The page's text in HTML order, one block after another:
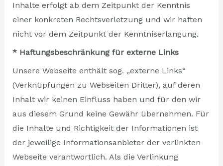
Inhalte erfolgt ab dem Zeitpunkt der Kenntnis
einer konkreten Rechtsverletzung und wir haften
nicht vor dem Zeitpunkt der Kenntniserlangung.
* Haftungsbeschränkung für externe Links
Unsere Webseite enthält sog. „externe Links“
(Verknüpfungen zu Webseiten Dritter), auf deren
Inhalt wir keinen Einfluss haben und für den wir
aus diesem Grund keine Gewähr übernehmen. Für
die Inhalte und Richtigkeit der Informationen ist
der jeweilige Informationsanbieter der verlinkten
Webseite verantwortlich. Als die Verlinkung